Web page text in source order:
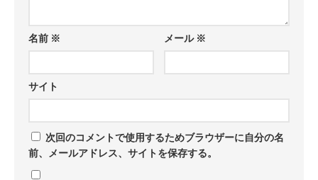
名前 ※ メール ※
サイト
次回のコメントで使用するためブラウザーに自分の名
前、メールアドレス、サイトを保存する。